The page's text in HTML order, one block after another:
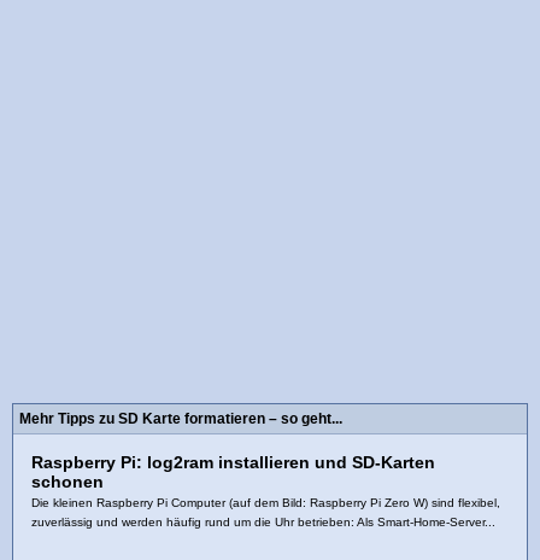
Mehr Tipps zu SD Karte formatieren – so geht...
Raspberry Pi: log2ram installieren und SD-Karten
schonen
Die kleinen Raspberry Pi Computer (auf dem Bild: Raspberry Pi Zero W) sind flexibel,
zuverlässig und werden häufig rund um die Uhr betrieben: Als Smart-Home-Server...